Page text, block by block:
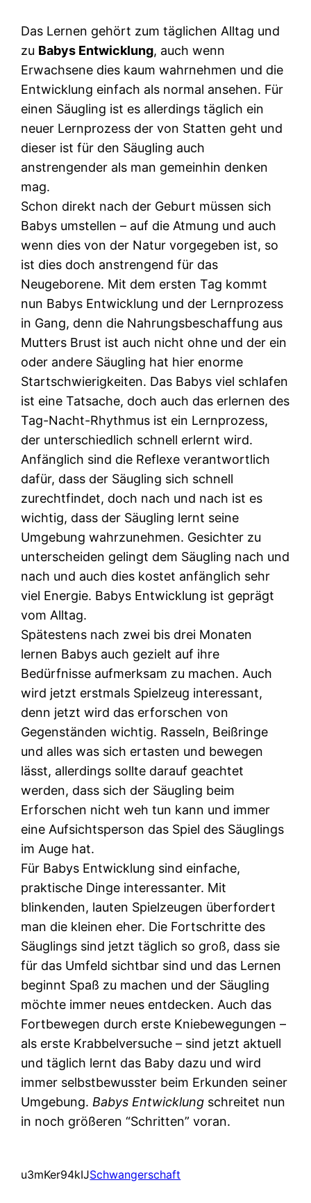
Das Lernen gehört zum täglichen Alltag und
zu Babys Entwicklung, auch wenn
Erwachsene dies kaum wahrnehmen und die
Entwicklung einfach als normal ansehen. Für
einen Säugling ist es allerdings täglich ein
neuer Lernprozess der von Statten geht und
dieser ist für den Säugling auch
anstrengender als man gemeinhin denken
mag.
Schon direkt nach der Geburt müssen sich
Babys umstellen – auf die Atmung und auch
wenn dies von der Natur vorgegeben ist, so
ist dies doch anstrengend für das
Neugeborene. Mit dem ersten Tag kommt
nun Babys Entwicklung und der Lernprozess
in Gang, denn die Nahrungsbeschaffung aus
Mutters Brust ist auch nicht ohne und der ein
oder andere Säugling hat hier enorme
Startschwierigkeiten. Das Babys viel schlafen
ist eine Tatsache, doch auch das erlernen des
Tag-Nacht-Rhythmus ist ein Lernprozess,
der unterschiedlich schnell erlernt wird.
Anfänglich sind die Reflexe verantwortlich
dafür, dass der Säugling sich schnell
zurechtfindet, doch nach und nach ist es
wichtig, dass der Säugling lernt seine
Umgebung wahrzunehmen. Gesichter zu
unterscheiden gelingt dem Säugling nach und
nach und auch dies kostet anfänglich sehr
viel Energie. Babys Entwicklung ist geprägt
vom Alltag.
Spätestens nach zwei bis drei Monaten
lernen Babys auch gezielt auf ihre
Bedürfnisse aufmerksam zu machen. Auch
wird jetzt erstmals Spielzeug interessant,
denn jetzt wird das erforschen von
Gegenständen wichtig. Rasseln, Beißringe
und alles was sich ertasten und bewegen
lässt, allerdings sollte darauf geachtet
werden, dass sich der Säugling beim
Erforschen nicht weh tun kann und immer
eine Aufsichtsperson das Spiel des Säuglings
im Auge hat.
Für Babys Entwicklung sind einfache,
praktische Dinge interessanter. Mit
blinkenden, lauten Spielzeugen überfordert
man die kleinen eher. Die Fortschritte des
Säuglings sind jetzt täglich so groß, dass sie
für das Umfeld sichtbar sind und das Lernen
beginnt Spaß zu machen und der Säugling
möchte immer neues entdecken. Auch das
Fortbewegen durch erste Kniebewegungen –
als erste Krabbelversuche – sind jetzt aktuell
und täglich lernt das Baby dazu und wird
immer selbstbewusster beim Erkunden seiner
Umgebung.Babys Entwicklung schreitet nun
in noch größeren “Schritten” voran.
u3mKer94kIJSchwangerschaft